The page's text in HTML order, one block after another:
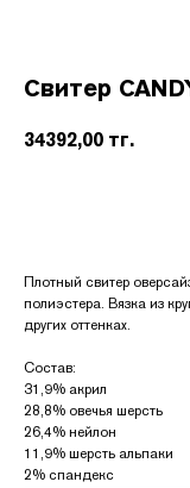
Свитер
34392,00 тг.
Плотный свитер
полиэстера. Вязка из
других оттенках.
Состав:
31,9% акрил
28,8% овечья шерсть
26,4% нейлон
11,9% шерсть альпаки
2% спандекс